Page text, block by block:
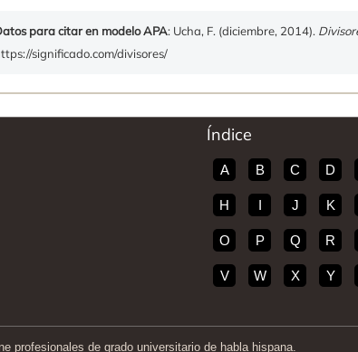
para citar en modelo APA: Ucha, F. (diciembre, 2014).
significado.com/divisores/
Índice
A B C D
H I J K
O P Q R
V W X Y
profesionales de grado universitario de habla hispana.